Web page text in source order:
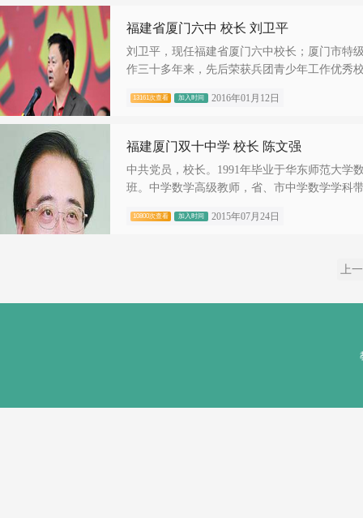
福建省厦门六中 校长 刘卫平
刘卫平，现任福建省厦门六中校长；厦门市特
作三十多年来，先后荣获兵团青少年工作优秀
13161次查看 加入时间 2016年01月12日
福建厦门双十中学 校长 陈文强
中共党员，校长。1991年毕业于华东师范大学
班。中学数学高级教师，省、市中学数学学科
10800次查看 加入时间 2015年07月24日
上